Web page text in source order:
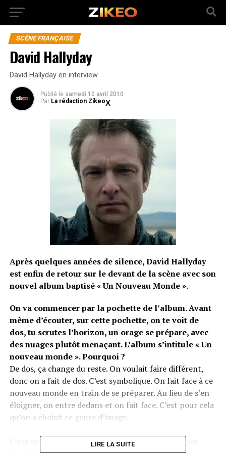
SCÈNE FRANÇAISE
David Hallyday
David Hallyday en interview
Publié le samedi 10 avril 2010
Par La rédaction Zikeo
Après quelques années de silence, David Hallyday
est enfin de retour sur le devant de la scène avec son
nouvel album baptisé « Un Nouveau Monde ».
On va commencer par la pochette de l’album. Avant
même d’écouter, sur cette pochette, on te voit de
dos, tu scrutes l’horizon, un orage se prépare, avec
des nuages plutôt menaçant. L’album s’intitule « Un
nouveau monde ». Pourquoi ?
De dos, ça change du reste. On voulait faire différent,
donc on a fait de dos. C’est symbolique. On fait face à ce
nouveau monde en train de se préparer. Au lieu de s’en
éloigner, on entre dedans et on fait face. C’est pour cela
qu’on a choisit ce genre d’image.
C’est un peu le thème que tu voulais développer
LIRE LA SUITE